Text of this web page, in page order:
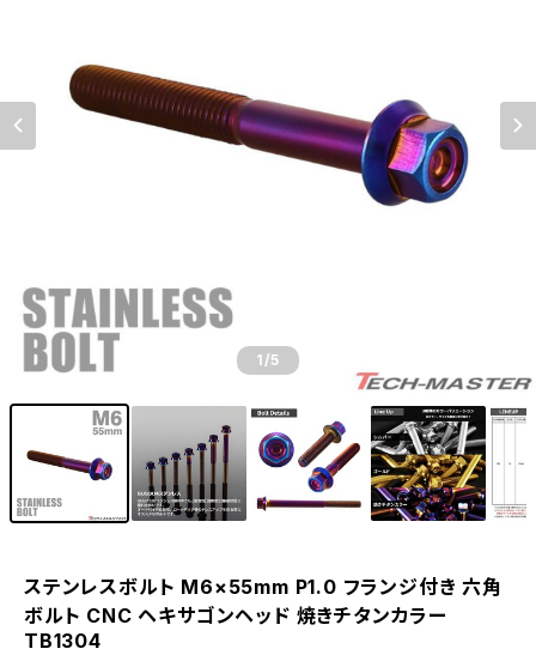
1 /5
ステンレスボルト M6×55mm P1.0 フランジ付き 六角
ボルト CNC ヘキサゴンヘッド 焼きチタンカラー
TB1304